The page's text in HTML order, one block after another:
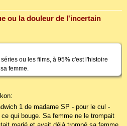
ou la douleur de l'incertain
ou les films, à 95% c'est l'histoire
femme.
1 de madame SP - pour le cul -
qui bouge. Sa femme ne le trompait